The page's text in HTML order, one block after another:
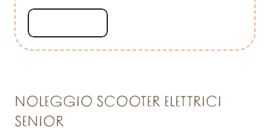
NOLEGGIO SCOOTER ELETTRICI
SENIOR